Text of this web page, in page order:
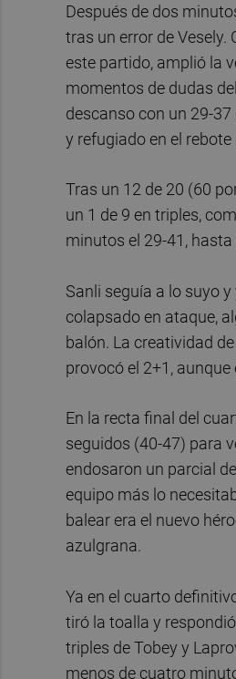
Después de dos
tras un error de
este partido, amplió la
momentos de dudas
descanso con un 29-
y refugiado en el rebote
Tras un 12 de 20 (60
un 1 de 9 en triples,
minutos el 29-41,
Sanli seguía a lo suyo
colapsado en ataque,
balón. La creatividad
provocó el 2+1, aunque
En la recta final del
seguidos (40-47) para
endosaron un parcial
equipo más lo
balear era el nuevo
azulgrana.
Ya en el cuarto
tiró la toalla y
triples de Tobey y
menos de cuatro